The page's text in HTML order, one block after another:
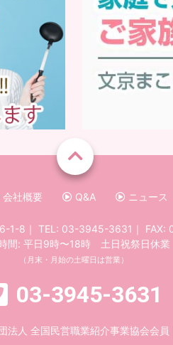
会社概要 Q&A ニュース
1-8 ｜ TEL: 03-3945-3631 ｜
FAX:
間: 平日9時〜18時 土日祝祭日休業
（月末・月始の土曜日は営業）
03-3945-3631
法人 全国民営職業紹介事業協会会員